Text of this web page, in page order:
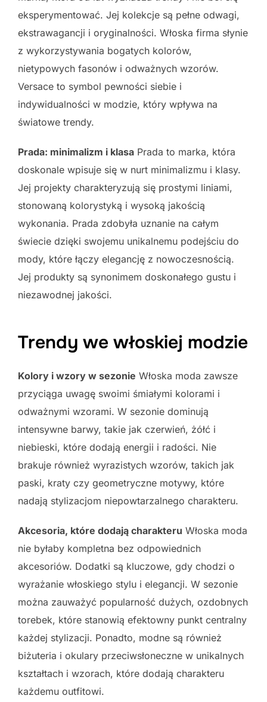
eksperymentować. Jej kolekcje są pełne odwagi,
ekstrawagancji i oryginalności. Włoska firma słynie
z wykorzystywania bogatych kolorów,
nietypowych fasonów i odważnych wzorów.
Versace to symbol pewności siebie i
indywidualności w modzie, który wpływa na
światowe trendy.
Prada: minimalizm i klasa Prada to marka, która
doskonale wpisuje się w nurt minimalizmu i klasy.
Jej projekty charakteryzują się prostymi liniami,
stonowaną kolorystyką i wysoką jakością
wykonania. Prada zdobyła uznanie na całym
świecie dzięki swojemu unikalnemu podejściu do
mody, które łączy elegancję z nowoczesnością.
Jej produkty są synonimem doskonałego gustu i
niezawodnej jakości.
Trendy we włoskiej modzie
Kolory i wzory w sezonie Włoska moda zawsze
przyciąga uwagę swoimi śmiałymi kolorami i
odważnymi wzorami. W sezonie dominują
intensywne barwy, takie jak czerwień, żółć i
niebieski, które dodają energii i radości. Nie
brakuje również wyrazistych wzorów, takich jak
paski, kraty czy geometryczne motywy, które
nadają stylizacjom niepowtarzalnego charakteru.
Akcesoria, które dodają charakteru Włoska moda
nie byłaby kompletna bez odpowiednich
akcesoriów. Dodatki są kluczowe, gdy chodzi o
wyrażanie włoskiego stylu i elegancji. W sezonie
można zauważyć popularność dużych, ozdobnych
torebek, które stanowią efektowny punkt centralny
każdej stylizacji. Ponadto, modne są również
biżuteria i okulary przeciwsłoneczne w unikalnych
kształtach i wzorach, które dodają charakteru
każdemu outfitowi.